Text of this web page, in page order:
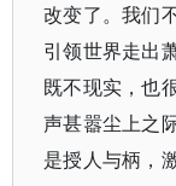
改变了。我们
引领世界走出
既不现实，也
声甚嚣尘上之
是授人与柄，